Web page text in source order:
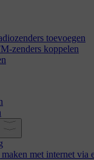
toevoegen
zenders koppelen
met internet via